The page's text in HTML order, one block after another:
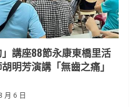
」講座88節永康東橋里活
明芳演講「無齒之痛」
月 6 日